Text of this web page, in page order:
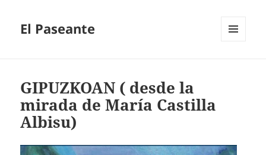
El Paseante
GIPUZKOAN ( desde la
mirada de María Castilla
Albisu)